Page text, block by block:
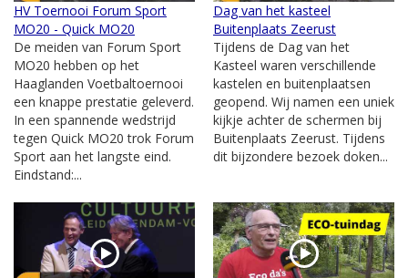
HV Toernooi Forum Sport
MO20 - Quick MO20
De meiden van Forum Sport
MO20 hebben op het
Haaglanden Voetbaltoernooi
een knappe prestatie geleverd.
In een spannende wedstrijd
tegen Quick MO20 trok Forum
Sport aan het langste eind.
Eindstand:...
Dag van het kasteel
Buitenplaats Zeerust
Tijdens de Dag van het
Kasteel waren verschillende
kastelen en buitenplaatsen
geopend. Wij namen een uniek
kijkje achter de schermen bij
Buitenplaats Zeerust. Tijdens
dit bijzondere bezoek doken...